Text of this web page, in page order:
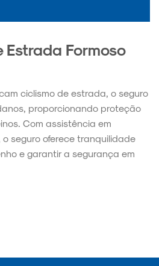
Estrada Formoso
ciclismo de estrada, o seguro
proporcionando proteção
Com assistência em
seguro oferece tranquilidade
e garantir a segurança em